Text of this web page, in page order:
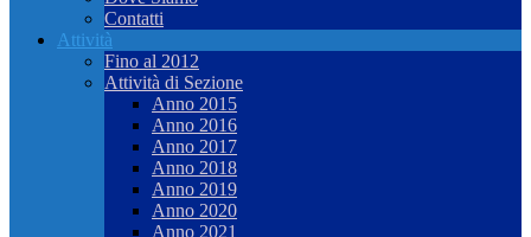
Contatti
Attività
Fino al 2012
Attività di Sezione
Anno 2015
Anno 2016
Anno 2017
Anno 2018
Anno 2019
Anno 2020
Anno 2021